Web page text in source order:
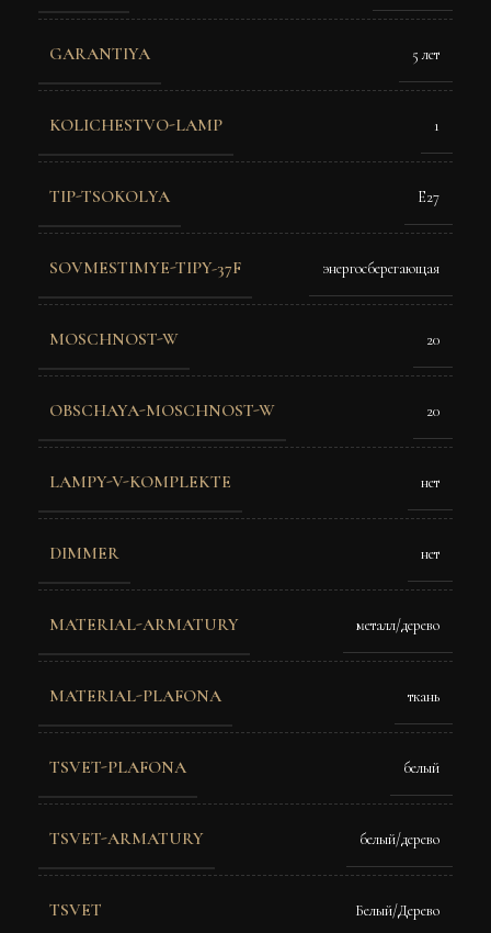
GARANTIYA 5 лет
KOLICHESTVO-LAMP 1
TIP-TSOKOLYA E27
SOVMESTIMYE-TIPY-37F энергосберегающая
MOSCHNOST-W 20
OBSCHAYA-MOSCHNOST-W 20
LAMPY-V-KOMPLEKTE нет
DIMMER нет
MATERIAL-ARMATURY металл/дерево
MATERIAL-PLAFONA ткань
TSVET-PLAFONA белый
TSVET-ARMATURY белый/дерево
TSVET Белый/Дерево